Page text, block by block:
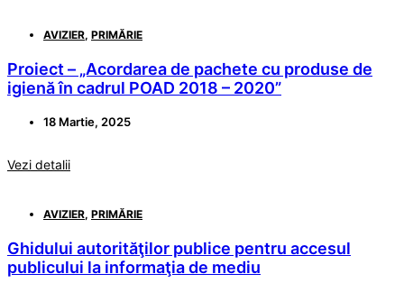
AVIZIER, PRIMĂRIE
Proiect – „Acordarea de pachete cu produse de
igienă în cadrul POAD 2018 – 2020”
18 Martie, 2025
Vezi detalii
AVIZIER, PRIMĂRIE
Ghidului autorităţilor publice pentru accesul
publicului la informaţia de mediu